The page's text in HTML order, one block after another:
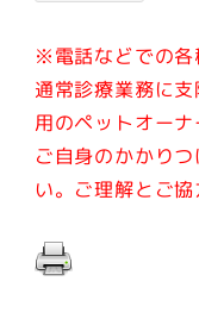
※電話などでの各
通常診療業務に
用のペットオーナ
ご自身のかかり
い。ご理解とご